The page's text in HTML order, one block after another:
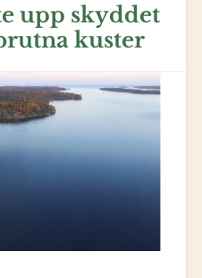
upp skyddet
kuster